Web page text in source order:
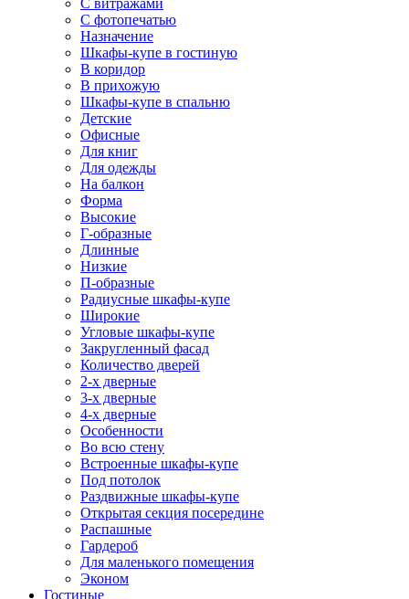
С витражами
С фотопечатью
Назначение
Шкафы-купе в гостиную
В коридор
В прихожую
Шкафы-купе в спальню
Детские
Офисные
Для книг
Для одежды
На балкон
Форма
Высокие
Г-образные
Длинные
Низкие
П-образные
Радиусные шкафы-купе
Широкие
Угловые шкафы-купе
Закругленный фасад
Количество дверей
2-х дверные
3-х дверные
4-х дверные
Особенности
Во всю стену
Встроенные шкафы-купе
Под потолок
Раздвижные шкафы-купе
Открытая секция посередине
Распашные
Гардероб
Для маленького помещения
Эконом
Гостиные